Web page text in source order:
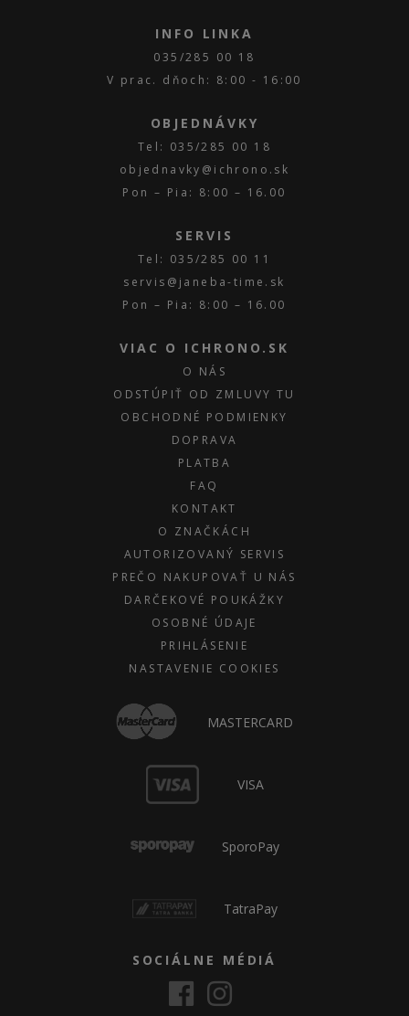
INFO LINKA
035/285 00 18
V prac. dňoch: 8:00 - 16:00
OBJEDNÁVKY
Tel: 035/285 00 18
objednavky@ichrono.sk
Pon – Pia: 8:00 – 16.00
SERVIS
Tel: 035/285 00 11
servis@janeba-time.sk
Pon – Pia: 8:00 – 16.00
VIAC O ICHRONO.SK
O NÁS
ODSTÚPIŤ OD ZMLUVY TU
OBCHODNÉ PODMIENKY
DOPRAVA
PLATBA
FAQ
KONTAKT
O ZNAČKÁCH
AUTORIZOVANÝ SERVIS
PREČO NAKUPOVAŤ U NÁS
DARČEKOVÉ POUKÁŽKY
OSOBNÉ ÚDAJE
PRIHLÁSENIE
NASTAVENIE COOKIES
MASTERCARD
VISA
SporoPay
TatraPay
SOCIÁLNE MÉDIÁ